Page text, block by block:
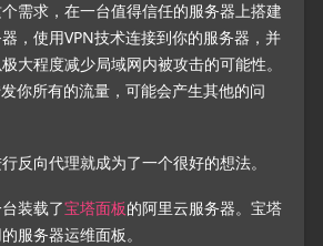
需求，在一台值得信任的服务器上搭建
，使用VPN技术连接到你的服务器，并
大程度减少局域网内被攻击的可能性。
你所有的流量，可能会产生其他的问
反向代理就成为了一个很好的想法。
装载了宝塔面板的阿里云服务器。宝塔
服务器运维面板。